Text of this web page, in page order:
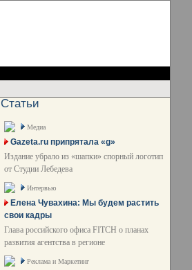
Статьи
Медиа
Gazeta.ru припрятала «g»
Издание убрало из «шапки» спорный логотип
от Студии Лебедева
Интервью
Елена Чувахина: Мы будем растить
свои кадры
Глава российского офиса FITCH о планах
развития агентства в регионе
Реклама и Маркетинг